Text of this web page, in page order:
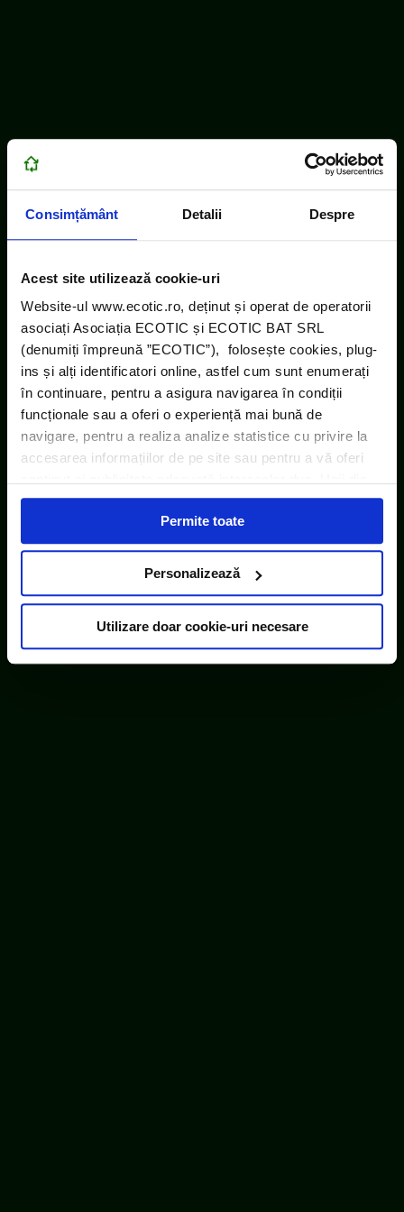
Consimțământ Detalii Despre
Acest site utilizează cookie-uri
Website-ul www.ecotic.ro, deținut și operat de operatorii
asociați Asociația ECOTIC și ECOTIC BAT SRL
(denumiți împreună ”ECOTIC”), folosește cookies, plug-
ins și alți identificatori online, astfel cum sunt enumerați
în continuare, pentru a asigura navigarea în condiții
funcționale sau a oferi o experiență mai bună de
navigare, pentru a realiza analize statistice cu privire la
accesarea informațiilor de pe site sau pentru a vă oferi
acești identificatori online sunt plasați de către ECOTIC
(cookie-uri primare), alții sunt cookie-uri dintr-un domeniu
diferit de domeniul site-ului web pe care îl vizitați (cookie-
uri terțe). Găsiți în ferestrele Detalii și Despre informații
consimțământul cu privire la acestea.
Permite toate
Personalizează
Utilizare doar cookie-uri necesare